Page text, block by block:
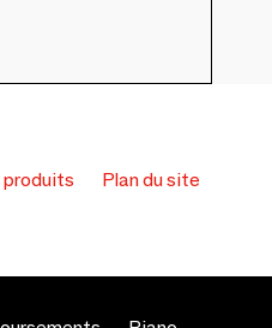
produits Plan du site